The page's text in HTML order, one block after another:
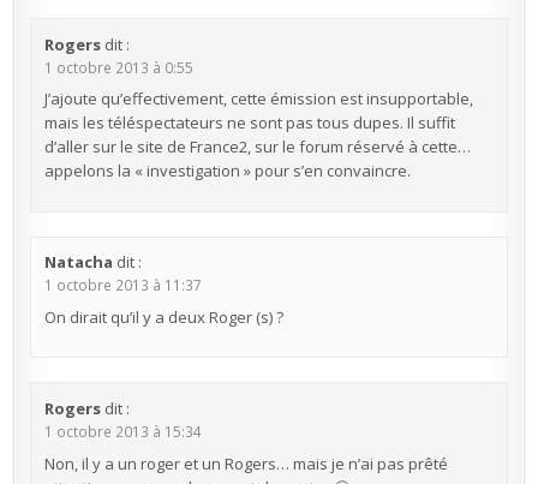
Rogers dit :
1 octobre 2013 à 0:55
J’ajoute qu’effectivement, cette émission est insupportable,
mais les téléspectateurs ne sont pas tous dupes. Il suffit
d’aller sur le site de France2, sur le forum réservé à cette…
appelons la « investigation » pour s’en convaincre.
Natacha dit :
1 octobre 2013 à 11:37
On dirait qu’il y a deux Roger (s) ?
Rogers dit :
1 octobre 2013 à 15:34
Non, il y a un roger et un Rogers… mais je n’ai pas prêté